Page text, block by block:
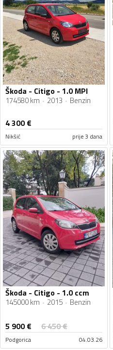
Škoda - Citigo - 1.0 MPI
174580 km 2013 Benzin
4 300€
Nikšić prije 3 dana
Škoda - Citigo - 1.0 ccm
145000 km 2015 Benzin
5 900€ 6 450€
Podgorica 04.03.26